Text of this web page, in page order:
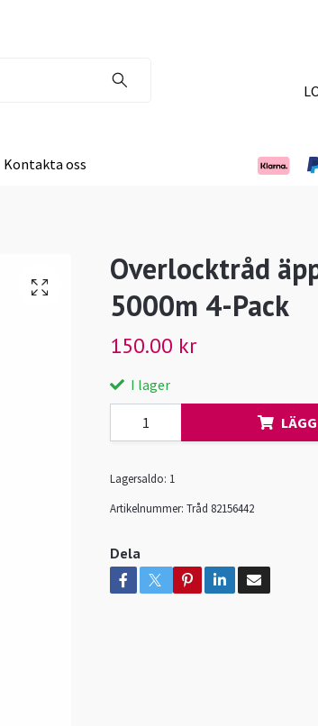
Kontakta oss
Overlocktråd
5000m 4-Pack
150.00 kr
I lager
Lagersaldo: 1
Artikelnummer: Tråd 82156442
Dela